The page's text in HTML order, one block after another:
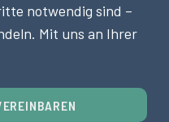
notwendig sind –
Mit uns an Ihrer